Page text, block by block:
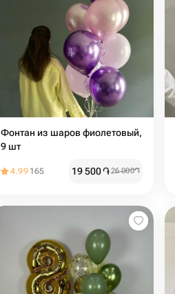
Фонтан из шаров фиолетовый,
9 шт
4.99 165 19 500֏26 000֏